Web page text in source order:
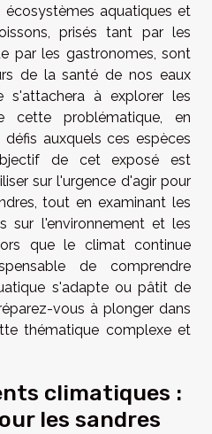
aquatiques et
prisés tant par les
par les gastronomes, sont
de la santé de nos eaux
s'attachera à explorer les
cette problématique, en
auxquels ces espèces
de cet exposé est
sur l'urgence d'agir pour
tout en examinant les
sur l'environnement et les
que le climat continue
de comprendre
s'adapte ou pâtit de
vous à plonger dans
thématique complexe et
climatiques :
les sandres